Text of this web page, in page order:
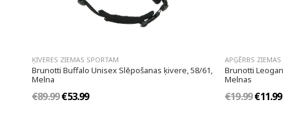
ĶIVERES ZIEMAS SPORTAM
Brunotti Buffalo Unisex Slēpošanas ķivere, 58/61,
Melna
€89.99€53.99
APĢĒRBS
Brunotti
Melnas
€19.99€11.99